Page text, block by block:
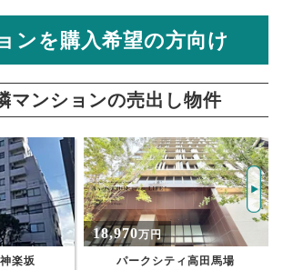
万円
年
%
諸経費が自動で算出され、手元に残る
。
キャニオンタウンハウス
㎡・2階
格： 3753万円
ために査定額や希望売却価
ンを購入希望の方向け
マンションの売出し物件
田馬場
3,600万円